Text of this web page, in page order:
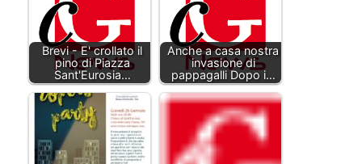
Brevi - E' crollato il
pino di Piazza
Sant'Eurosia…
Anche a casa nostra
invasione di
pappagalli Dopo i…